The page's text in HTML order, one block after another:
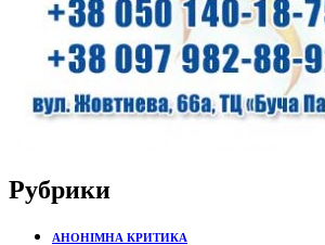
Рубрики
АНОНІМНА КРИТИКА